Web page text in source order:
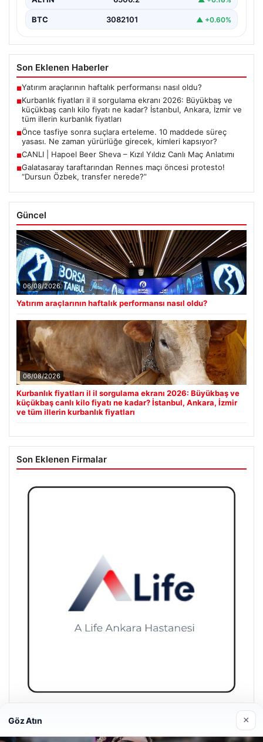
BTC 3082101 ▲ +0.60%
Son Eklenen Haberler
■Yatırım araçlarının haftalık performansı nasıl oldu?
■Kurbanlık fiyatları il il sorgulama ekranı 2026: Büyükbaş ve
küçükbaş canlı kilo fiyatı ne kadar? İstanbul, Ankara, İzmir ve
tüm illerin kurbanlık fiyatları
■Önce tasfiye sonra suçlara erteleme. 10 maddede süreç
yasası. Ne zaman yürürlüğe girecek, kimleri kapsıyor?
■CANLI | Hapoel Beer Sheva – Kızıl Yıldız Canlı Maç Anlatımı
■Galatasaray taraftarından Rennes maçı öncesi protesto!
“Dursun Özbek, transfer nerede?”
Güncel
06/08/2026
Yatırım araçlarının haftalık performansı nasıl oldu?
06/08/2026
Kurbanlık fiyatları il il sorgulama ekranı 2026: Büyükbaş ve
küçükbaş canlı kilo fiyatı ne kadar? İstanbul, Ankara, İzmir
ve tüm illerin kurbanlık fiyatları
Son Eklenen Firmalar
A Life Ankara Hastanesi
Göz Atın ×